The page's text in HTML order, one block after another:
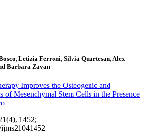
Letizia Ferroni, Silvia Quartesan, Alex
Barbara Zavan
Improves the Osteogenic and
of Mesenchymal Stem Cells in the Presence
1452;